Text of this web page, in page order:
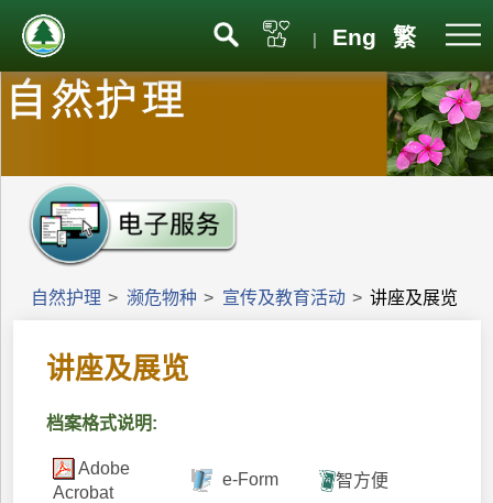
| Eng 繁
自然护理 > 濒危物种 > 宣传及教育活动 > 讲座及展览
讲座及展览
档案格式说明:
Adobe
Acrobat
e-Form 智方便